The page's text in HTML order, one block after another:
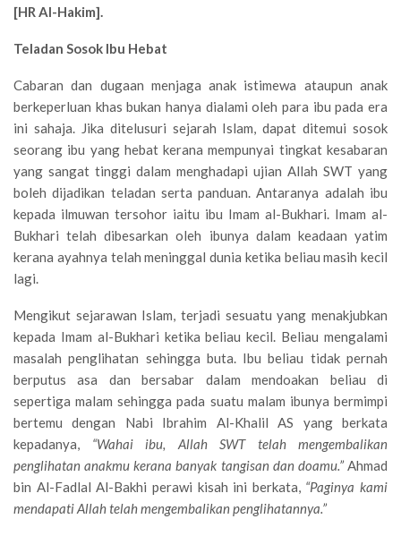
[HR Al-Hakim].
Teladan Sosok Ibu Hebat
Cabaran dan dugaan menjaga anak istimewa ataupun anak
berkeperluan khas bukan hanya dialami oleh para ibu pada era
ini sahaja. Jika ditelusuri sejarah Islam, dapat ditemui sosok
seorang ibu yang hebat kerana mempunyai tingkat kesabaran
yang sangat tinggi dalam menghadapi ujian Allah SWT yang
boleh dijadikan teladan serta panduan. Antaranya adalah ibu
kepada ilmuwan tersohor iaitu ibu Imam al-Bukhari. Imam al-
Bukhari telah dibesarkan oleh ibunya dalam keadaan yatim
kerana ayahnya telah meninggal dunia ketika beliau masih kecil
lagi.
Mengikut sejarawan Islam, terjadi sesuatu yang menakjubkan
kepada Imam al-Bukhari ketika beliau kecil. Beliau mengalami
masalah penglihatan sehingga buta. Ibu beliau tidak pernah
berputus asa dan bersabar dalam mendoakan beliau di
sepertiga malam sehingga pada suatu malam ibunya bermimpi
bertemu dengan Nabi Ibrahim Al-Khalil AS yang berkata
kepadanya, “Wahai ibu, Allah SWT telah mengembalikan
penglihatan anakmu kerana banyak tangisan dan doamu.”Ahmad
bin Al-Fadlal Al-Bakhi perawi kisah ini berkata, “Paginya kami
mendapati Allah telah mengembalikan penglihatannya.”